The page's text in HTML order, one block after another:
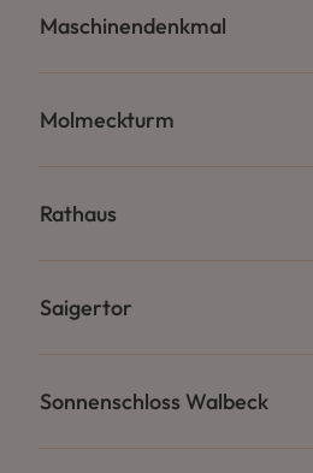
Maschinendenkmal
Molmeckturm
Rathaus
Saigertor
Sonnenschloss Walbeck